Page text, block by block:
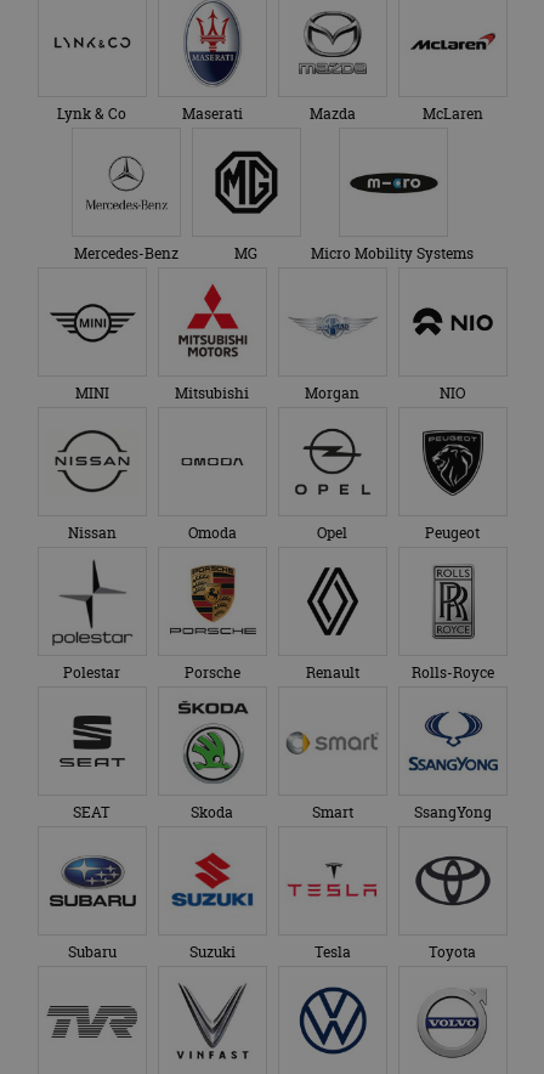
Lynk & Co Maserati Mazda McLaren
Mercedes-Benz MG Micro Mobility Systems
MINI Mitsubishi Morgan NIO
Nissan Omoda Opel Peugeot
Polestar Porsche Renault Rolls-Royce
SEAT Skoda Smart SsangYong
Subaru Suzuki Tesla Toyota